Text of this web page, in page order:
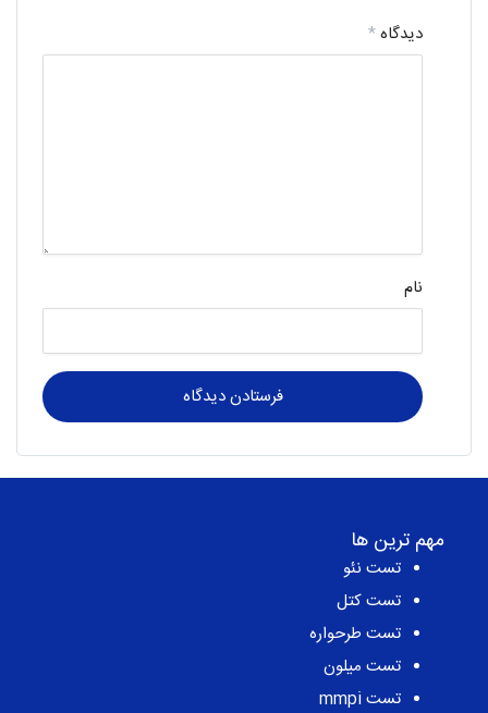
دیدگاه*
نام
مهم ترین ها
تست نئو
تست کتل
تست طرحواره
تست میلون
تست mmpi